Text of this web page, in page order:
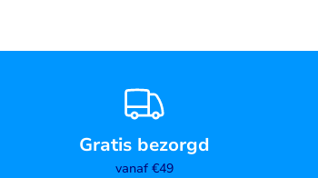
Gratis bezorgd
vanaf €49